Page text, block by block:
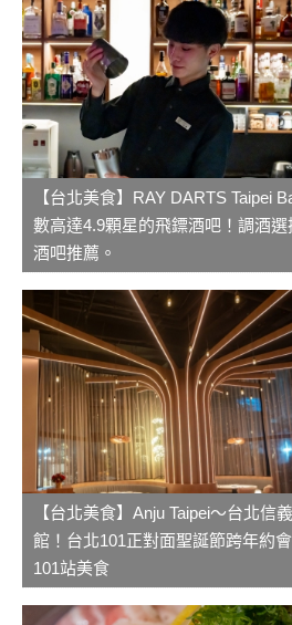
【台北美食】RAY DARTS Taipei
數高達4.9顆星的飛鏢酒吧！調酒
酒吧推薦。
【台北美食】Anju Taipei～台北信
館！台北101正對面聖誕節跨年約
101站美食